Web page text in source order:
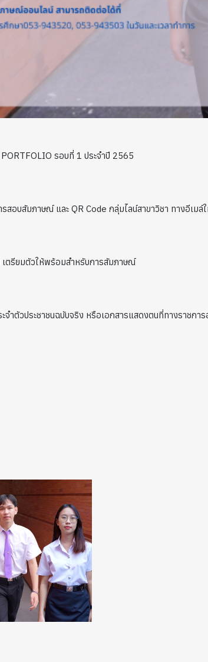
รอบที่ 1 ประจำปี 2565
รสอบสัมภาษณ์ และ QR Code กลุ่มไลน์สาขาวิชา ทางอี
ตรียมตัวให้พร้อมสำหรับการสัมภาษณ์
ำตัวประชาชนฉบับจริง หรือเอกสารแสดงตนที่ทางราชก